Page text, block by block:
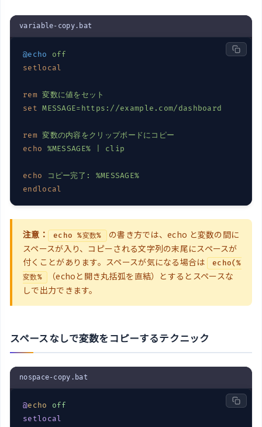
variable-copy.bat
@echo
off
setlocal
rem 変数に値をセット
set MESSAGE=https://example.com/dashboard
rem 変数の内容をクリップボードにコピー
echo
%MESSAGE% | clip
echo コピー完了: %MESSAGE%
endlocal
注意： echo %変数%
の書き方では、echo と変数の間に
スペースが入り、コピーされる文字列の末尾にスペースが
付くことがあります。スペースが気になる場合は
echo(%
変数% （echoと開き丸括弧を直結）とするとスペースな
しで出力できます。
スペースなしで変数をコピーするテクニック
nospace-copy.bat
@echo
off
setlocal